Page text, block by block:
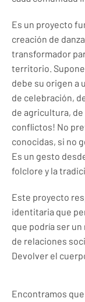
Es un proyecto
creación de
transformador
territorio.
debe su origen a
de celebración,
de agricultura,
conflictos! No
conocidas, si no
Es un gesto
folclore y la
Este proyecto
identitaria que
que podría ser
de relaciones
Devolver el
Encontramos